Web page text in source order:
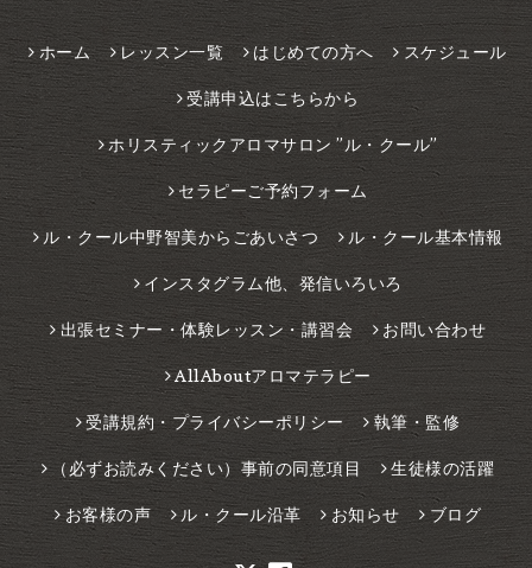
ホーム レッスン一覧 はじめての方へ スケジュール
受講申込はこちらから
ホリスティックアロマサロン ”ル・クール”
セラピーご予約フォーム
ル・クール中野智美からごあいさつ ル・クール基本情報
インスタグラム他、発信いろいろ
出張セミナー・体験レッスン・講習会 お問い合わせ
AllAboutアロマテラピー
受講規約・プライバシーポリシー 執筆・監修
（必ずお読みください）事前の同意項目 生徒様の活躍
お客様の声 ル・クール沿革 お知らせ ブログ